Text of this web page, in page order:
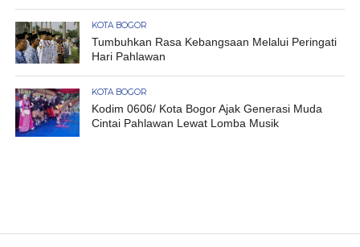
KOTA BOGOR
Tumbuhkan Rasa Kebangsaan Melalui Peringati
Hari Pahlawan
KOTA BOGOR
Kodim 0606/ Kota Bogor Ajak Generasi Muda
Cintai Pahlawan Lewat Lomba Musik